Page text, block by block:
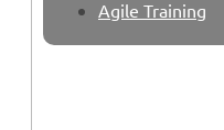
Agile Training